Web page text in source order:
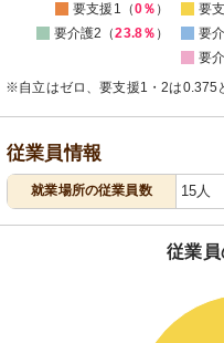
要支援1（0％ ） 要
要介護2（23.8％ ） 要
要
※自立はゼロ、要支援1・2は0.375
従業員情報
就業場所の従業員数 15人
従業